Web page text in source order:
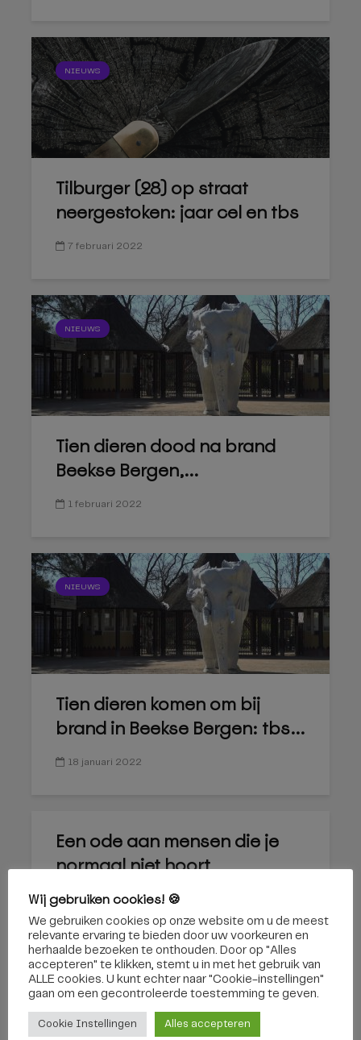
NIEUWS
Tilburger (28) op straat
neergestoken: jaar cel en tbs
7 februari 2022
NIEUWS
Tien dieren dood na brand
Beekse Bergen,...
1 februari 2022
NIEUWS
Tien dieren komen om bij
brand in Beekse Bergen: tbs...
18 januari 2022
Een ode aan mensen die je
normaal niet hoort
16 mei 2019
Wij gebruiken cookies! 🍪
We gebruiken cookies op onze website om u de meest
relevante ervaring te bieden door uw voorkeuren en
herhaalde bezoeken te onthouden. Door op "Alles
accepteren" te klikken, stemt u in met het gebruik van
ALLE cookies. U kunt echter naar "Cookie-instellingen"
gaan om een ​​gecontroleerde toestemming te geven.
Cookie Instellingen Alles accepteren